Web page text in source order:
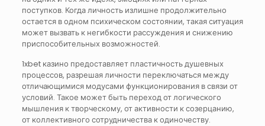
поступков. Когда личность излишне продолжительно
остается в одном психическом состоянии, такая ситуация
может вызвать к негибкости рассуждения и снижению
приспособительных возможностей.
1xbet казино предоставляет пластичность душевных
процессов, разрешая личности переключаться между
отличающимися модусами функционирования в связи от
условий. Такое может быть переход от логического
мышления к творческому, от активности к созерцанию,
от коллективного сотрудничества к одиночеству.